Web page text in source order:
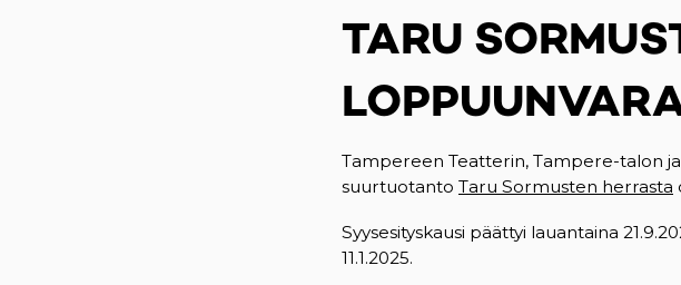
TARU
Tampereen Teatterin, Tampere-talon
suurtuotanto Taru Sormusten herrasta
Syysesityskausi päättyi lauantaina
11.1.2025.